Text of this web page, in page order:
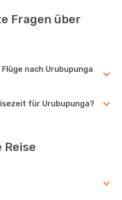
Fragen über
nach Urubupunga
für Urubupunga?
Reise